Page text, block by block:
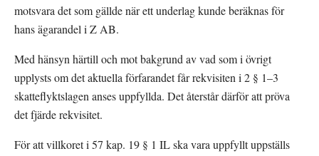
motsvara det som gällde när ett underlag kunde beräknas för
hans ägarandel i Z AB.
Med hänsyn härtill och mot bakgrund av vad som i övrigt
upplysts om det aktuella förfarandet får rekvisiten i 2 § 1–3
skatteflyktslagen anses uppfyllda. Det återstår därför att pröva
det fjärde rekvisitet.
För att villkoret i 57 kap. 19 § 1 IL ska vara uppfyllt uppställs